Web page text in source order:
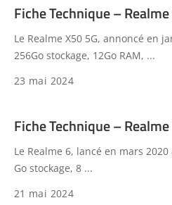
Fiche Technique –
Le Realme X50 5G, annoncé en
256Go stockage, 12Go RAM, ...
23 mai 2024
Fiche Technique –
Le Realme 6, lancé en mars
Go stockage, 8 ...
21 mai 2024